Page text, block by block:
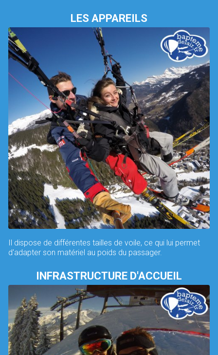
LES APPAREILS
Il dispose de différentes tailles de voile, ce qui lui permet
d'adapter son matériel au poids du passager.
INFRASTRUCTURE D'ACCUEIL